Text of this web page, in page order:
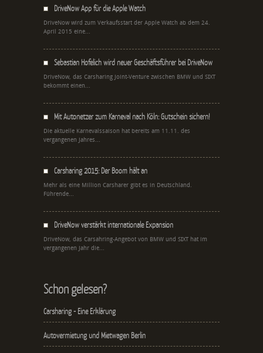
DriveNow App für die Apple Watch
DriveNow wird zum Verkaufsstart der Apple Watch ab dem 24.
April 2015 eine...
Sebastian Hofelich wird neuer Geschäftsführer bei DriveNow
DriveNow, das Carsharing Joint-Venture zwischen BMW und SIXT
bekommt einen...
Mit Autonetzer zum Karneval nach Köln: Gutschein sichern!
Die aktuelle Karnevalssaison hat bereits am 11.11. des
vergangenen Jahres...
Carsharing 2015: Der Boom hält an
Mehr als eine Million Carsharer gibt es in Deutschland.
Führende...
DriveNow verstärkt internationale Expansion
DriveNow, das Carsahring-Angebot von BMW und SIXT hat im
vergangenen Jahr die...
Schon gelesen?
Carsharing - Eine Erklärung
Autovermietung und Mietwagen Berlin